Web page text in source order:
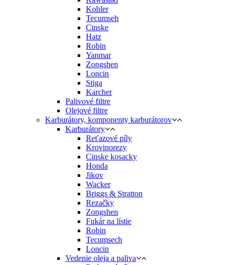
Kohler
Tecumseh
Cinske
Hatz
Robin
Yanmar
Zongshen
Loncin
Stiga
Karcher
Palivové filtre
Olejové filtre
Karburátory, komponenty karburátorov
Karburátory
Reťazové píly
Krovinorezy
Cinske kosacky
Honda
Jikov
Wacker
Briggs & Stratton
Rezačky
Zongshen
Fukár na lístie
Robin
Tecumsech
Loncin
Vedenie oleja a paliva